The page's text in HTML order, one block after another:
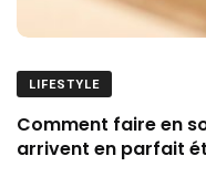
LIFESTYLE
Comment faire en
arrivent en parfait